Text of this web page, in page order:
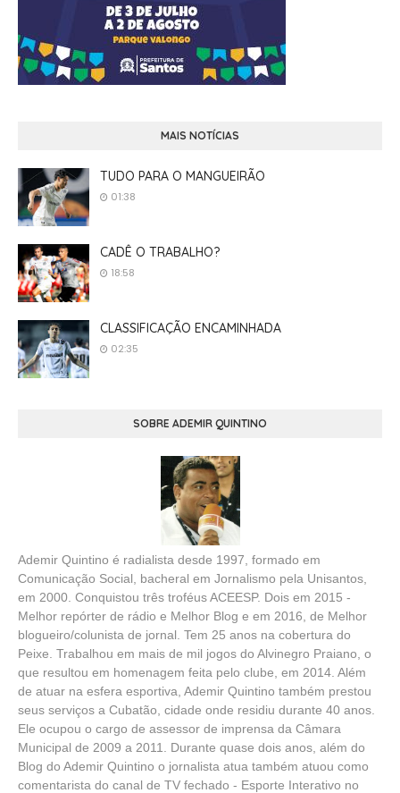
MAIS NOTÍCIAS
TUDO PARA O MANGUEIRÃO
01:38
CADÊ O TRABALHO?
18:58
CLASSIFICAÇÃO ENCAMINHADA
02:35
SOBRE ADEMIR QUINTINO
Ademir Quintino é radialista desde 1997, formado em
Comunicação Social, bacheral em Jornalismo pela Unisantos,
em 2000. Conquistou três troféus ACEESP. Dois em 2015 -
Melhor repórter de rádio e Melhor Blog e em 2016, de Melhor
blogueiro/colunista de jornal. Tem 25 anos na cobertura do
Peixe. Trabalhou em mais de mil jogos do Alvinegro Praiano, o
que resultou em homenagem feita pelo clube, em 2014. Além
de atuar na esfera esportiva, Ademir Quintino também prestou
seus serviços a Cubatão, cidade onde residiu durante 40 anos.
Ele ocupou o cargo de assessor de imprensa da Câmara
Municipal de 2009 a 2011. Durante quase dois anos, além do
Blog do Ademir Quintino o jornalista atua também atuou como
comentarista do canal de TV fechado - Esporte Interativo no